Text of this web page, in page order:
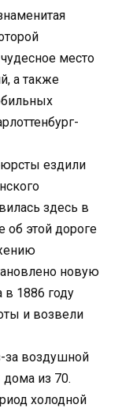
место
а также
ездили
здесь в
об этой дороге
новую
1886 году
и возвели
за воздушной
дома из 70.
холодной